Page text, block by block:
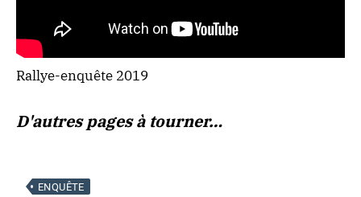
Rallye-enquête 2019
D'autres pages à tourner…
ENQUÊTE